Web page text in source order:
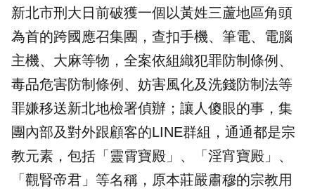
新北市刑大日前破獲一個以黃姓三蘆地區角頭
為首的跨國 應召集團 ，查扣手機、筆電、電腦
主機、大麻等物，全案依組織犯罪防制條例、
毒品危害防制條例、妨害風化及洗錢防制法等
罪嫌移送新北地檢署偵辦；讓人傻眼的事，集
團內部及對外跟顧客的LINE群組，通通都是宗
教元素，包括「靈霄寶殿」、「 淫宵寶殿 」、
「 觀腎帝君 」等名稱，原本莊嚴肅穆的宗教用